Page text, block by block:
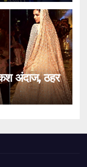
अंदाज, ठहर